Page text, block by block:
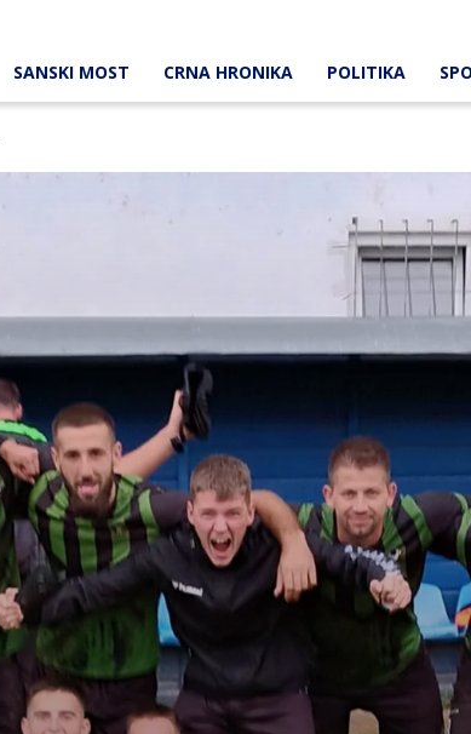
SANSKI MOST CRNA HRONIKA POLITIKA